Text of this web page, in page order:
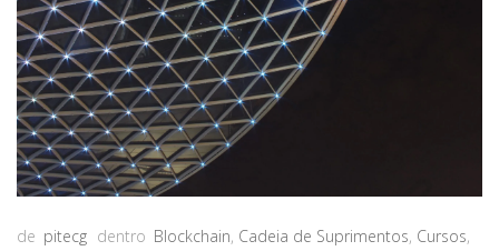
de pitecg dentro Blockchain, Cadeia de Suprimentos, Cursos,